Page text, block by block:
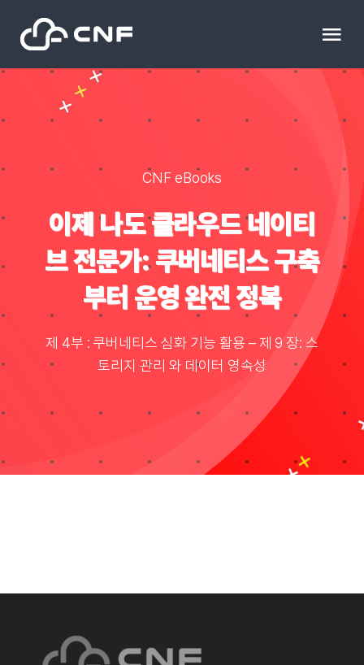
content
문의하기
Resource
블로그
Taxonomies
Search
CNF eBooks
이제 나도 클라우드 네이티
브 전문가: 쿠버네티스 구축
부터 운영 완전 정복
제 4부 : 쿠버네티스 심화 기능 활용 – 제 9 장: 스
토리지 관리 와 데이터 영속성